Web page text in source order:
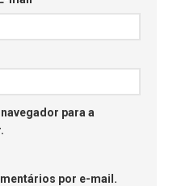
para a
por e-mail.